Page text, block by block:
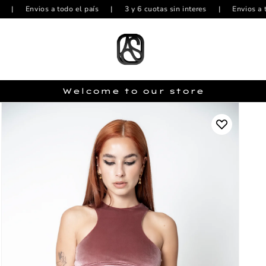
Envios a todo el país | 3 y 6 cuotas sin interes | Envios a todo
Welcome to our store
Add
to